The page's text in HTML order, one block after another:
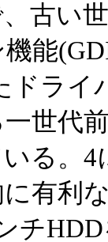
古い
能
ドラ
世代
る。
有利
チ